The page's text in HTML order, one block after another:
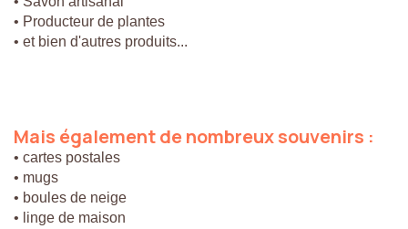
• Producteur de plantes
• et bien d'autres produits...
Mais égalementdenombreuxsouvenirs :
• cartes postales
• mugs
• boules de neige
• linge de maison